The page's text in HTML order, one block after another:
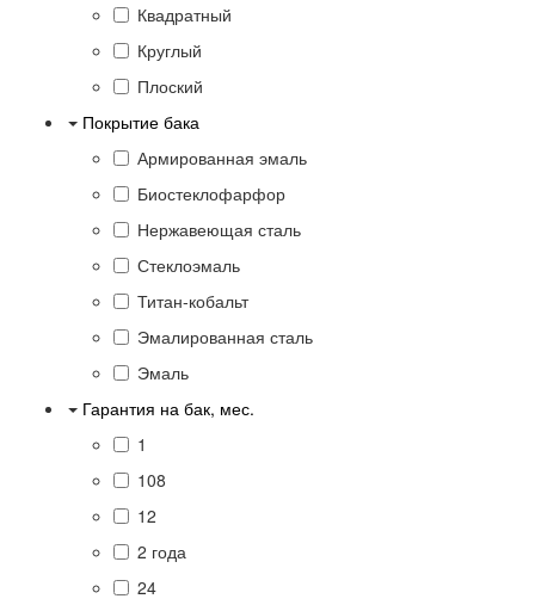
Квадратный
Круглый
Плоский
Покрытие бака
Армированная эмаль
Биостеклофарфор
Нержавеющая сталь
Стеклоэмаль
Титан-кобальт
Эмалированная сталь
Эмаль
Гарантия на бак, мес.
1
108
12
2 года
24